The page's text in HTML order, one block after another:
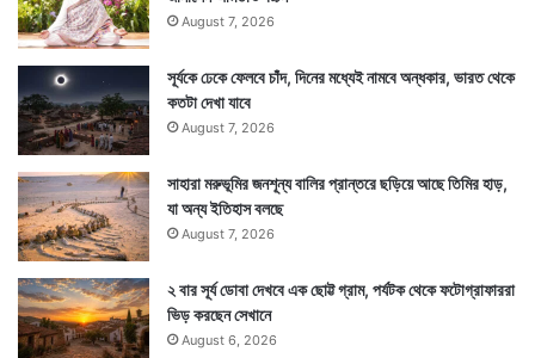
August 7, 2026
সূর্যকে ঢেকে ফেলবে চাঁদ, দিনের মধ্যেই নামবে অন্ধকার, ভারত থেকে
কতটা দেখা যাবে
August 7, 2026
সাহারা মরুভূমির জনশূন্য বালির প্রান্তরে ছড়িয়ে আছে তিমির হাড়,
যা অন্য ইতিহাস বলছে
August 7, 2026
২ বার সূর্য ডোবা দেখবে এক ছোট্ট গ্রাম, পর্যটক থেকে ফটোগ্রাফাররা
ভিড় করছেন সেখানে
August 6, 2026